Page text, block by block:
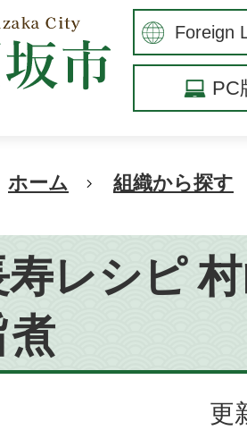
PC
ホーム 組織から探す
レシピ
煮
更